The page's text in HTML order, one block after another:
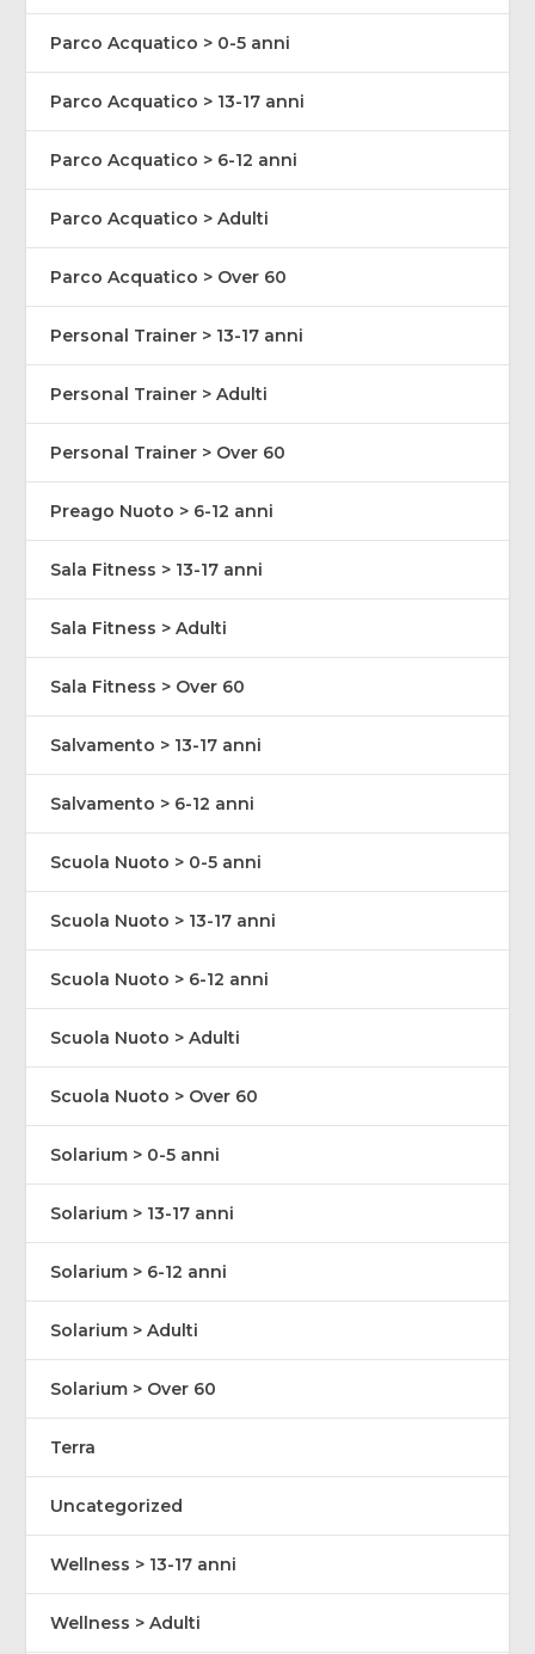
Parco Acquatico > 0-5 anni
Parco Acquatico > 13-17 anni
Parco Acquatico > 6-12 anni
Parco Acquatico > Adulti
Parco Acquatico > Over 60
Personal Trainer > 13-17 anni
Personal Trainer > Adulti
Personal Trainer > Over 60
Preago Nuoto > 6-12 anni
Sala Fitness > 13-17 anni
Sala Fitness > Adulti
Sala Fitness > Over 60
Salvamento > 13-17 anni
Salvamento > 6-12 anni
Scuola Nuoto > 0-5 anni
Scuola Nuoto > 13-17 anni
Scuola Nuoto > 6-12 anni
Scuola Nuoto > Adulti
Scuola Nuoto > Over 60
Solarium > 0-5 anni
Solarium > 13-17 anni
Solarium > 6-12 anni
Solarium > Adulti
Solarium > Over 60
Terra
Uncategorized
Wellness > 13-17 anni
Wellness > Adulti